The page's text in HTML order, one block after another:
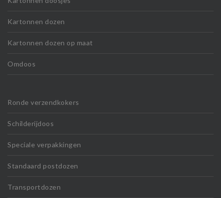
Kartonnen dozen
Kartonnen dozen op maat
Omdoos
Ronde verzendkokers
Schilderijdoos
Speciale verpakkingen
Standaard postdozen
Transportdozen